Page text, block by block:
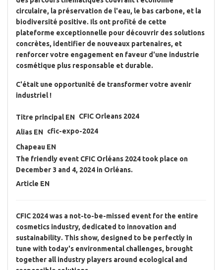
circulaire, la préservation de l'eau, le bas carbone, et la
biodiversité positive. Ils ont profité de cette
plateforme exceptionnelle pour découvrir des solutions
concrètes, identifier de nouveaux partenaires, et
renforcer votre engagement en faveur d'une industrie
cosmétique plus responsable et durable.
C'était une opportunité de transformer votre avenir
industriel !
Titre principal EN CFIC Orleans 2024
Alias EN cfic-expo-2024
Chapeau EN
The friendly event CFIC Orléans 2024 took place on
December 3 and 4, 2024 in Orléans.
Article EN
CFIC 2024 was a not-to-be-missed event for the entire
cosmetics industry, dedicated to innovation and
sustainability. This show, designed to be perfectly in
tune with today's environmental challenges, brought
together all industry players around ecological and